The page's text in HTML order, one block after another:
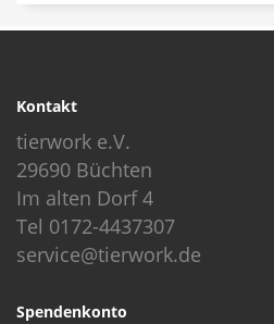
Kontakt
tierwork e.V.
29690 Büchten
Im alten Dorf 4
Tel 0172-4437307
service@tierwork.de
Spendenkonto